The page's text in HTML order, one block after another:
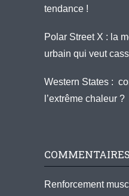
tendance !
Polar Street X : la
urbain qui veut
Western States :
l’extrême chaleur ?
Renforcement